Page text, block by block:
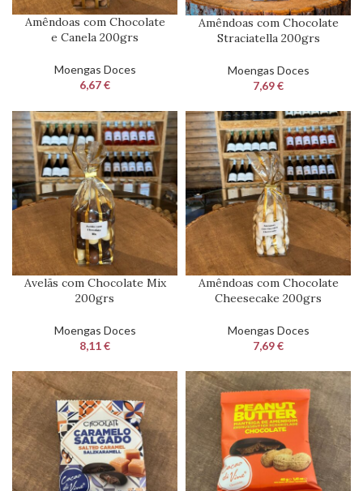
Amêndoas com Chocolate
e Canela 200grs
Moengas Doces
6,67€
Amêndoas com Chocolate
Straciatella 200grs
Moengas Doces
7,69€
Avelãs com Chocolate Mix
200grs
Moengas Doces
8,11€
Amêndoas com Chocolate
Cheesecake 200grs
Moengas Doces
7,69€